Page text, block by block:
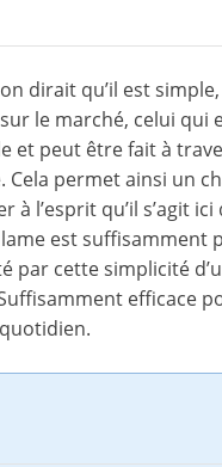
dirait qu’il est
le marché, celui qui
et peut être fait à
Cela permet ainsi un
l’esprit qu’il s’agit
est
cette simplicité
efficace